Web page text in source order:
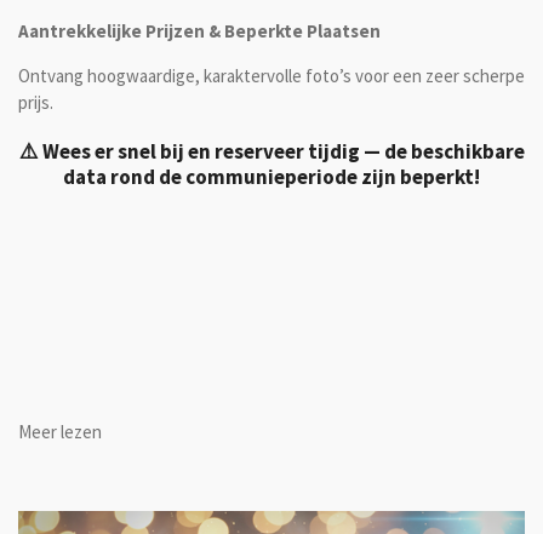
Aantrekkelijke Prijzen & Beperkte Plaatsen
Ontvang hoogwaardige, karaktervolle foto’s voor een zeer scherpe
prijs.
⚠️ Wees er snel bij en reserveer tijdig — de beschikbare
data rond de communieperiode zijn beperkt!
Meer lezen